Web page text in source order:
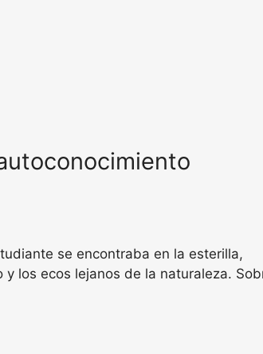
se encontraba en la esterilla,
los ecos lejanos de la naturaleza.